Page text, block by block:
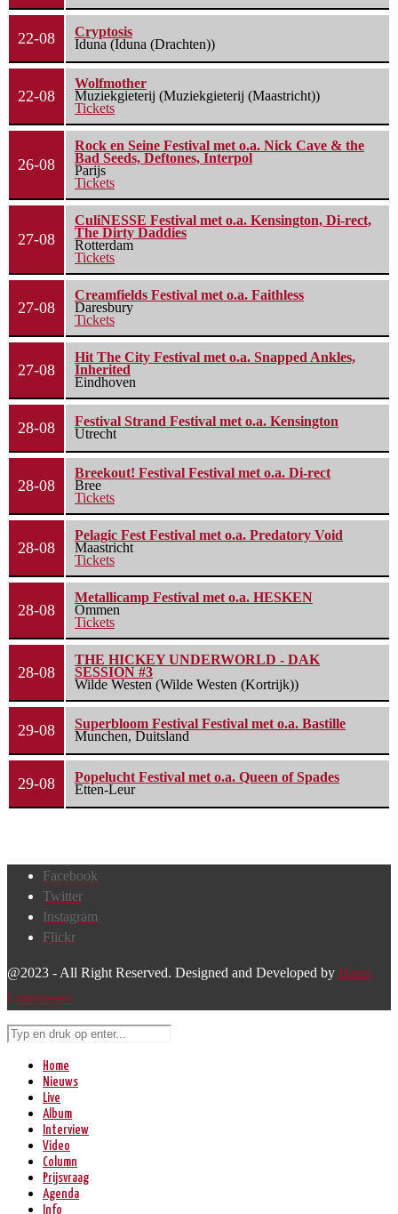
22-08
Cryptosis
Iduna (Iduna (Drachten))
22-08
Wolfmother
Muziekgieterij (Muziekgieterij (Maastricht))
Tickets
26-08
Rock en Seine Festival met o.a. Nick Cave & the
Bad Seeds, Deftones, Interpol
Parijs
Tickets
27-08
CuliNESSE Festival met o.a. Kensington, Di-rect,
The Dirty Daddies
Rotterdam
Tickets
27-08
Creamfields Festival met o.a. Faithless
Daresbury
Tickets
27-08
Hit The City Festival met o.a. Snapped Ankles,
Inherited
Eindhoven
28-08
Festival Strand Festival met o.a. Kensington
Utrecht
28-08
Breekout! Festival Festival met o.a. Di-rect
Bree
Tickets
28-08
Pelagic Fest Festival met o.a. Predatory Void
Maastricht
Tickets
28-08
Metallicamp Festival met o.a. HESKEN
Ommen
Tickets
28-08
THE HICKEY UNDERWORLD - DAK
SESSION #3
Wilde Westen (Wilde Westen (Kortrijk))
29-08
Superbloom Festival Festival met o.a. Bastille
Munchen, Duitsland
29-08
Popelucht Festival met o.a. Queen of Spades
Etten-Leur
Facebook
Twitter
Instagram
Flickr
@2023 - All Right Reserved. Designed and Developed by Harm
Lourenssen
Home
Nieuws
Live
Album
Interview
Video
Column
Prijsvraag
Agenda
Info